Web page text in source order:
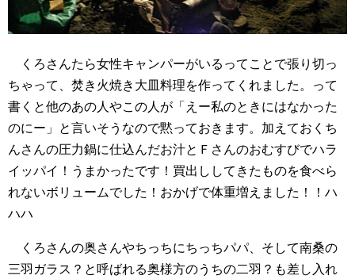
くろさんたら女性キャンパーがいるってことで張り切っ
ちゃって、焚き火焼き大皿料理を作ってくれました。って
書くと他のあの人やこの人が「えー私のときにはなかった
のにー」と言いそうなので黙っておきます。加えておくち
んさんの圧力鍋に仕込んだお汁とＦさんのおむすびでハラ
イッパイ！うまかったです！買出ししてきたものを食べら
れないボリュームでした！おかげで体重増えました！！ハ
ハハ
くろさんの奥さんやちっちにちっちパパ、そして南桑の
三羽ガラス？と呼ばれる奥様方のうちの二羽？も差し入れ